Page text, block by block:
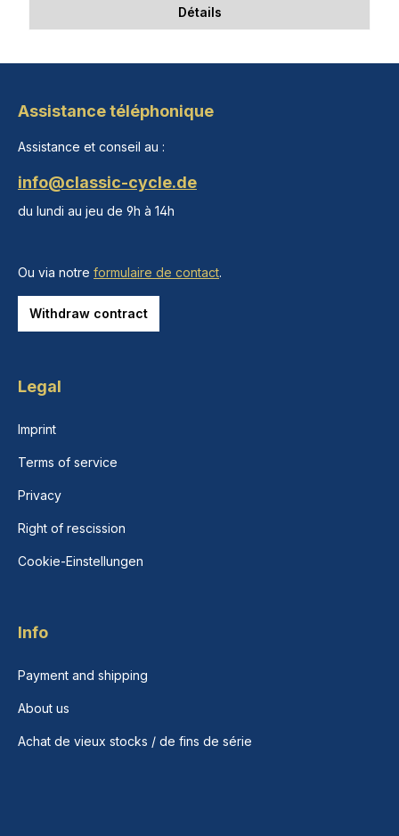
Détails
Assistance téléphonique
Assistance et conseil au :
info@classic-cycle.de
du lundi au jeu de 9h à 14h
Ou via notre formulaire de contact.
Withdraw contract
Legal
Imprint
Terms of service
Privacy
Right of rescission
Cookie-Einstellungen
Info
Payment and shipping
About us
Achat de vieux stocks / de fins de série